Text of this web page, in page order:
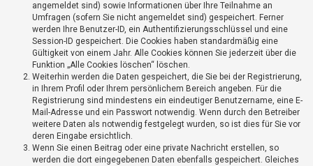
angemeldet sind) sowie Informationen über Ihre Teilnahme an
Umfragen (sofern Sie nicht angemeldet sind) gespeichert. Ferner
werden Ihre Benutzer-ID, ein Authentifizierungsschlüssel und eine
Session-ID gespeichert. Die Cookies haben standardmäßig eine
Gültigkeit von einem Jahr. Alle Cookies können Sie jederzeit über die
Funktion „Alle Cookies löschen“ löschen.
Weiterhin werden die Daten gespeichert, die Sie bei der Registrierung,
in Ihrem Profil oder Ihrem persönlichem Bereich angeben. Für die
Registrierung sind mindestens ein eindeutiger Benutzername, eine E-
Mail-Adresse und ein Passwort notwendig. Wenn durch den Betreiber
weitere Daten als notwendig festgelegt wurden, so ist dies für Sie vor
deren Eingabe ersichtlich.
Wenn Sie einen Beitrag oder eine private Nachricht erstellen, so
werden die dort eingegebenen Daten ebenfalls gespeichert. Gleiches